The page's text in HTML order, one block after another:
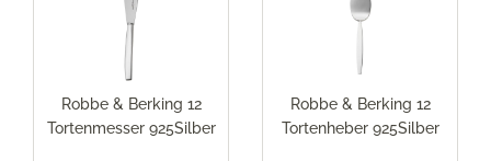
Robbe & Berking 12
Tortenmesser 925Silber
Robbe & Berking 12
Tortenheber 925Silber